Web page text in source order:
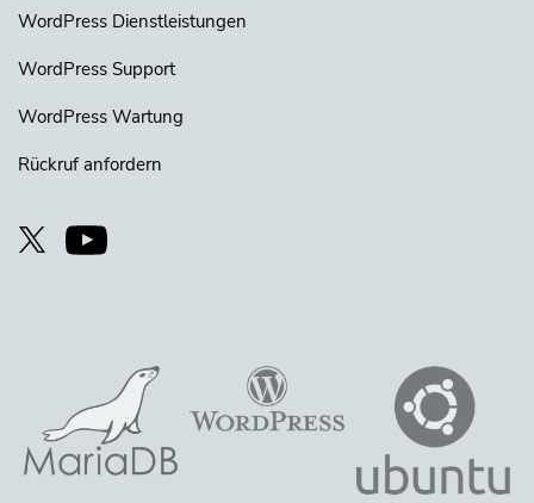
WordPress Dienstleistungen
WordPress Support
WordPress Wartung
Rückruf anfordern